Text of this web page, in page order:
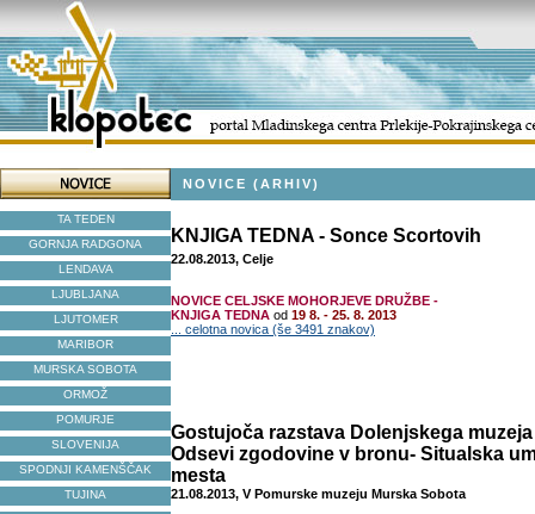
TA TEDEN
GORNJA RADGONA
LENDAVA
LJUBLJANA
LJUTOMER
MARIBOR
MURSKA SOBOTA
ORMOŽ
POMURJE
SLOVENIJA
SPODNJI KAMENŠČAK
TUJINA
NOVICE (ARHIV)
KNJIGA TEDNA - Sonce Scortovih
22.08.2013, Celje
NOVICE CELJSKE MOHORJEVE DRUŽBE -
KNJIGA TEDNA od 19 8. - 25. 8. 2013
... celotna novica (še 3491 znakov)
Gostujoča razstava Dolenjskega
Odsevi zgodovine v bronu- Situalska
mesta
21.08.2013, V Pomurske muzeju Murska Sobota